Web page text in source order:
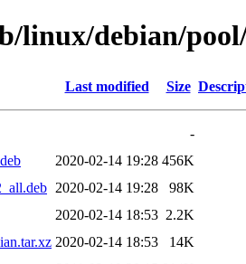
linux/debian/
Last modified Size
-
2020-02-14 19:28 456K
2020-02-14 19:28
98K
2020-02-14 18:53 2.2K
2020-02-14 18:53
14K